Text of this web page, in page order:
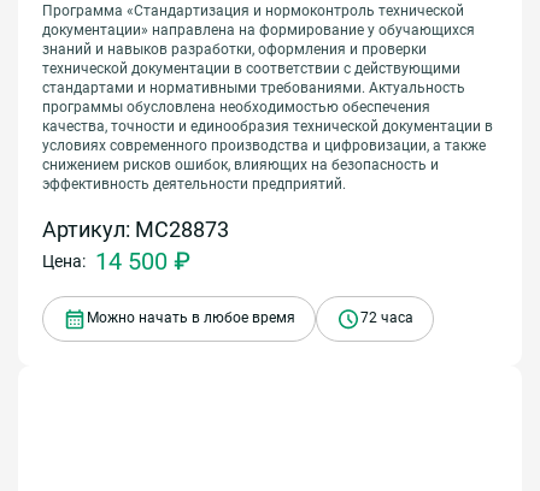
Программа «Стандартизация и нормоконтроль технической
документации» направлена на формирование у обучающихся
знаний и навыков разработки, оформления и проверки
технической документации в соответствии с действующими
стандартами и нормативными требованиями. Актуальность
программы обусловлена необходимостью обеспечения
качества, точности и единообразия технической документации в
условиях современного производства и цифровизации, а также
снижением рисков ошибок, влияющих на безопасность и
эффективность деятельности предприятий.
Артикул: МС28873
Цена: 14 500 ₽
Можно начать в любое время 72 часа